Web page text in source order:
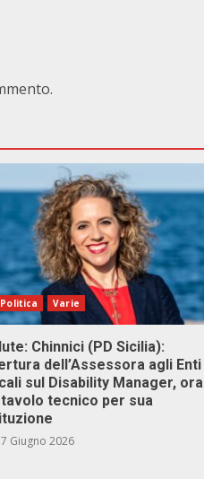
Politica Varie
Chinnici (PD Sicilia):
dell’Assessora agli Enti
sul Disability Manager, ora
tavolo tecnico per sua
Giugno 2026